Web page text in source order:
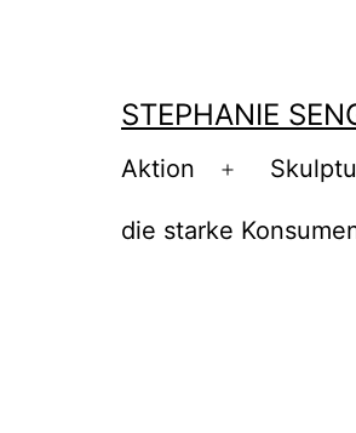
STEPHANIE
Aktion
Menü
öffnen
die starke